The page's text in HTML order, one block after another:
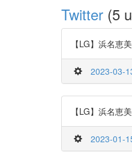
Twitter (5
【LG】浜名恵
2023-03-
【LG】浜名恵
2023-01-